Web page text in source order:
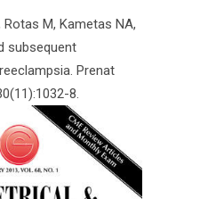
M, Kametas NA,
subsequent
Prenat
8.